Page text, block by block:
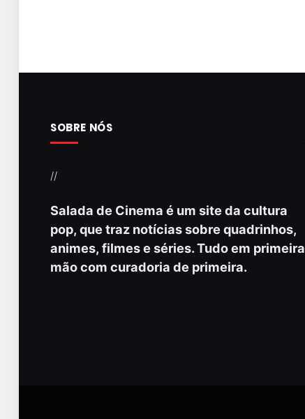
SOBRE NÓS
//
Salada de Cinema é um site da cultura
pop, que traz notícias sobre quadrinhos,
animes, filmes e séries. Tudo em primeira
mão com curadoria de primeira.